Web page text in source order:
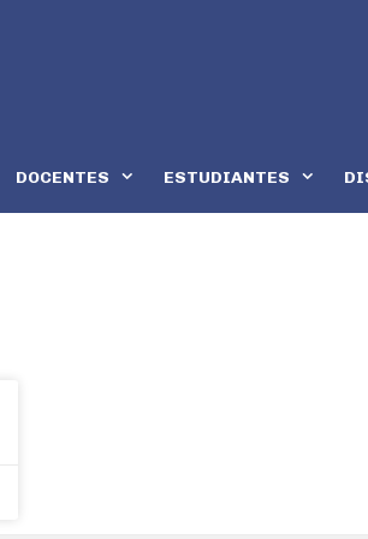
DOCENTES ESTUDIANTES